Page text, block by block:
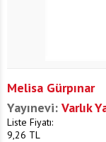
Melisa Gürpınar
Yayınevi: Varlık
Liste Fiyatı:
9,26 TL